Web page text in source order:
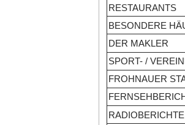
RESTAURANTS
BESONDERE
DER MAKLER
SPORT- /
FROHNAUER
RADIOBERICHTE